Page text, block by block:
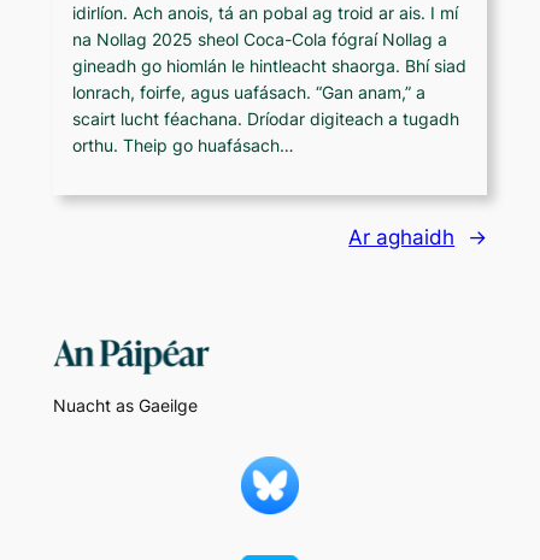
idirlíon. Ach anois, tá an pobal ag troid ar ais. I mí
na Nollag 2025 sheol Coca-Cola fógraí Nollag a
gineadh go hiomlán le hintleacht shaorga. Bhí siad
lonrach, foirfe, agus uafásach. “Gan anam,” a
scairt lucht féachana. Dríodar digiteach a tugadh
orthu. Theip go huafásach…
Ar aghaidh →
Nuacht as Gaeilge